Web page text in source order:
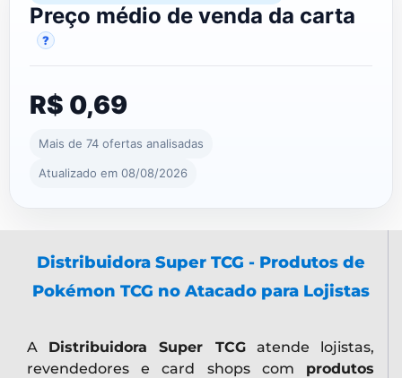
Preço médio de venda da carta
?
R$ 0,69
Mais de 74 ofertas analisadas
Atualizado em 08/08/2026
Distribuidora Super TCG - Produtos de
Pokémon TCG no Atacado para Lojistas
A Distribuidora Super TCGatende lojistas,
revendedores e card shops com produtos